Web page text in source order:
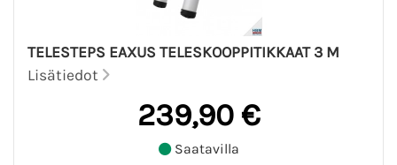
TELESTEPS EAXUS TELESKOOPPITIKKAAT 3 M
Lisätiedot
239,90 €
Saatavilla